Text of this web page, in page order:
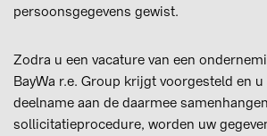
persoonsgegevens gewist.
Zodra u een vacature van een
BayWa r.e. Group krijgt voorgesteld en
deelname aan de daarmee
sollicitatieprocedure, worden uw